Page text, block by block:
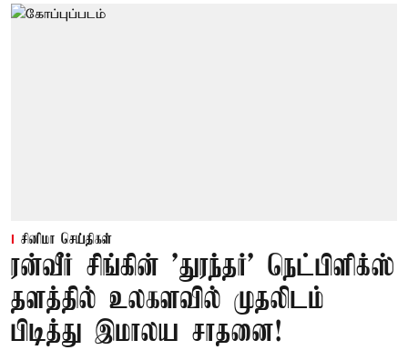
சினிமா செய்திகள்
ரன்வீர் சிங்கின் 'துரந்தர்' நெட்பிளிக்ஸ்
தளத்தில் உலகளவில் முதலிடம்
பிடித்து இமாலய சாதனை!